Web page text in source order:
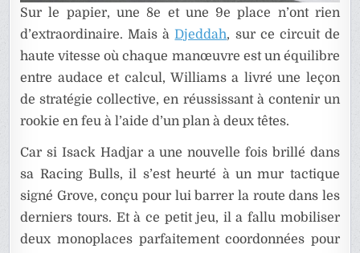
Sur le papier, une 8e et une 9e place n’ont rien
d’extraordinaire. Mais àDjeddah, sur ce circuit de
haute vitesse où chaque manœuvre est un équilibre
entre audace et calcul, Williams a livré une leçon
de stratégie collective, en réussissant à contenir un
rookie en feu à l’aide d’un plan à deux têtes.
Car si Isack Hadjar a une nouvelle fois brillé dans
sa Racing Bulls, il s’est heurté à un mur tactique
signé Grove, conçu pour lui barrer la route dans les
derniers tours. Et à ce petit jeu, il a fallu mobiliser
deux monoplaces parfaitement coordonnées pour